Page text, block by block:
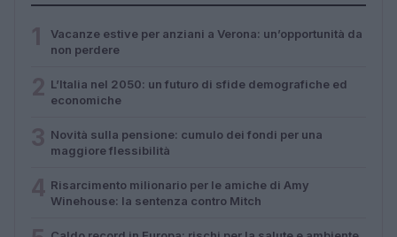
Vacanze estive per anziani a Verona: un’opportunità da
non perdere
L’Italia nel 2050: un futuro di sfide demografiche ed
economiche
Novità sulla pensione: cumulo dei fondi per una
maggiore flessibilità
Risarcimento milionario per le amiche di Amy
Winehouse: la sentenza contro Mitch